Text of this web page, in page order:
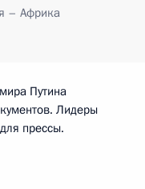
– Африка
Путина
Лидеры
прессы.